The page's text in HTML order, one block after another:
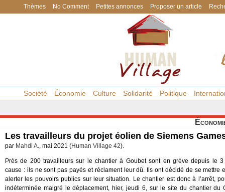
Thèmes No Comment Petites annonces Proposer un article
Société Économie Culture Solidarité Politique
Les travailleurs du projet éolien de Siemens
par Mahdi A., mai 2021 (Human Village 42).
Près de 200 travailleurs sur le chantier à Goubet sont en grève depuis le
cause : ils ne sont pas payés et réclament leur dû. Ils ont décidé de se mettre
alerter les pouvoirs publics sur leur situation. Le chantier est donc à l’arrêt,
indéterminée malgré le déplacement, hier, jeudi 6, sur le site du chantier du